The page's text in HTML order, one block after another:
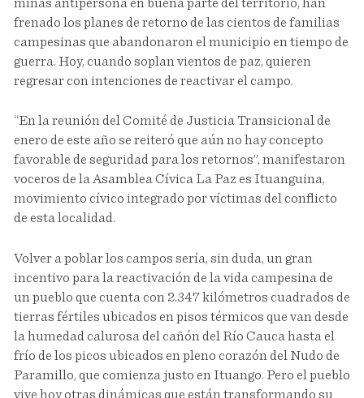
frenado los planes de retorno de las cientos de familias
campesinas que abandonaron el municipio en tiempo de
guerra. Hoy, cuando soplan vientos de paz, quieren
regresar con intenciones de reactivar el campo.
“En la reunión del Comité de Justicia Transicional de
enero de este año se reiteró que aún no hay concepto
favorable de seguridad para los retornos”, manifestaron
voceros de la Asamblea Cívica La Paz es Ituanguina,
movimiento cívico integrado por víctimas del conflicto
de esta localidad.
Volver a poblar los campos sería, sin duda, un gran
incentivo para la reactivación de la vida campesina de
un pueblo que cuenta con 2.347 kilómetros cuadrados de
tierras fértiles ubicados en pisos térmicos que van desde
la humedad calurosa del cañón del Río Cauca hasta el
frío de los picos ubicados en pleno corazón del Nudo de
Paramillo, que comienza justo en Ituango. Pero el pueblo
vive hoy otras dinámicas que están transformando su